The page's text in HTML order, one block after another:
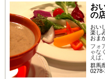
お
の
おい
楽し
おま
フォ
ゃな
えば
群馬